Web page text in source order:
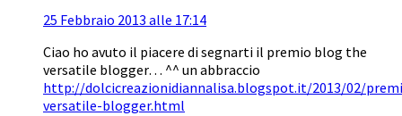
25 Febbraio 2013 alle 17:14
Ciao ho avuto il piacere di segnarti il premio blog the
versatile blogger… ^^ un abbraccio
http://dolcicreazionidiannalisa.blogspot.it/2013/02/
versatile-blogger.html